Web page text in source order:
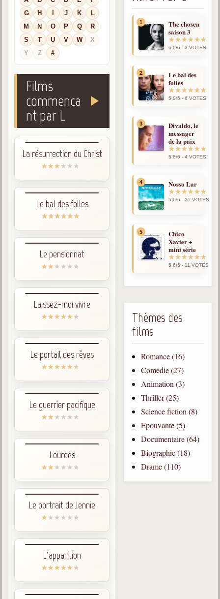
Spiritisme
La doctrine Spirite
Qu'est-ce que c'est ?
Les bases du spiritisme
Philosophie
La doctrine d'Allan Kardec
But des manifestations spirites
Esprits
Médiums
Les hommes
Les fondateurs
Allan Kardec
1804-1869
1846-1927
Gabriel Delanne
Chico Xavier
1910-2002
Divaldo Franco
Bibliothèque
Bibliothèque spirite
Documents
Bulletins "Le Spiritisme"
Journal trimestriel
Newsletters
Sujets du mois
Citations
Maximes
Enregistrements
séance d'aide spirituelle
Diaporamas
Powerpoints
1
The chosen
saison 3
6,0/6 - 3 VOTES
2
Le bal des
folles
5,8/6 - 6 VOTES
3
Divaldo, le
messager
de la paix
5,8/6 - 4 VOTES
4 Nosso Lar
5,6/6 - 25 VOTES
5
Chico
Xavier +
mini série
5,6/6 - 11 VOTES
Thèmes des
films
Romance (16)
Comédie (27)
Animation (3)
Thriller (25)
Science fiction (8)
Epouvante (5)
Documentaire (64)
Biographie (18)
Drame (110)
G
H J K
L
M
N O P Q
R
S
T U V W
X
Y
Z #
Films
commenca
nt par L
La résurrection du Christ
Le bal des folles
Le pensionnat
Laissez-moi vivre
Le portail des rêves
Le guerrier pacifique
Lourdes
Le portrait de Jennie
L’apparition